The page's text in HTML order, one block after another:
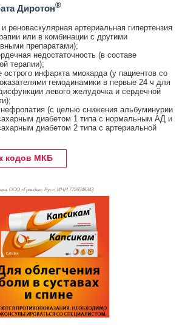
Диротон®
реноваскулярная артериальная гипертензия
или в комбинации с другими
препаратами);
недостаточность (в составе
терапии);
острого инфаркта миокарда (у пациентов со
гемодинамики в первые 24 ч для
левого желудочка и сердечной
нефропатия (с целью снижения альбуминурии
диабетом 1 типа с нормальным АД и
диабетом 2 типа с артериальной
кодов МКБ
ООО «Гриндекс Рус», ИНН 7726548343